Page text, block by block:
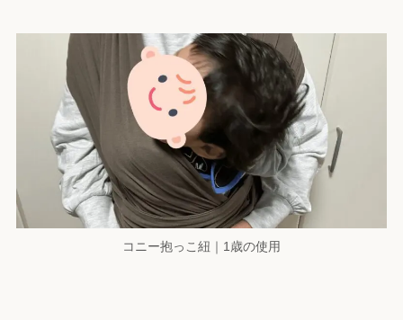
コニー抱っこ紐｜1歳の使用